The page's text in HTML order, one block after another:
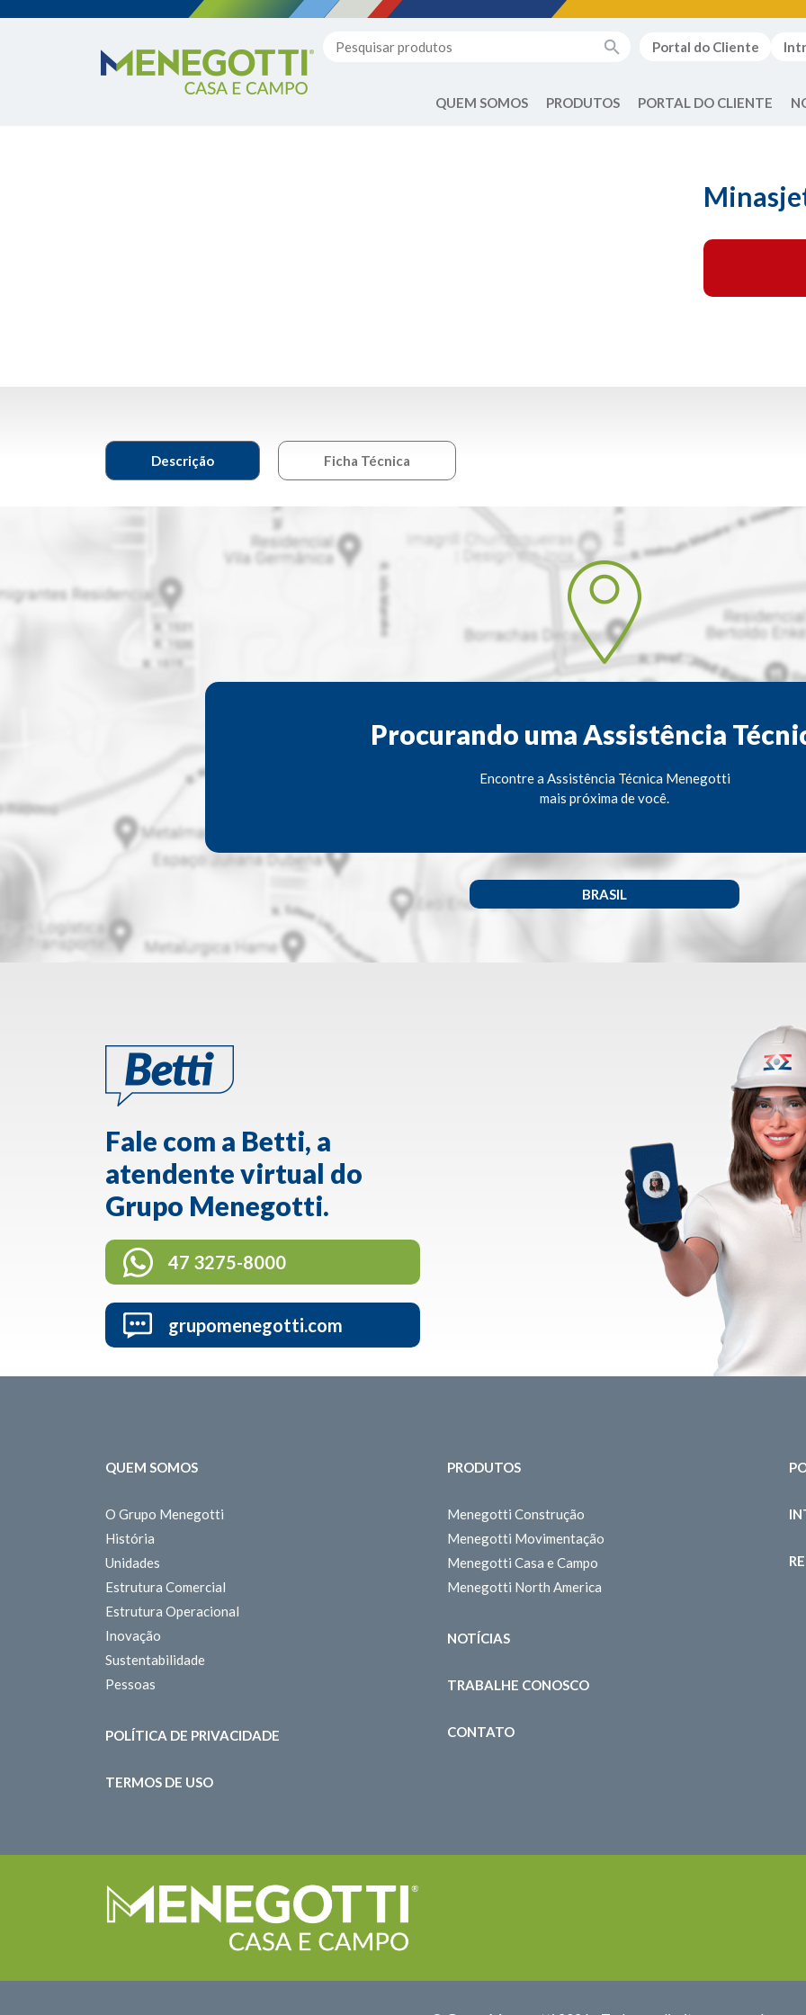
Portal do Cliente
QUEM SOMOS PRODUTOS PORTAL DO CLIENTE
Descrição Ficha Técnica
Procurando uma Assistência
Encontre a Assistência Técnica Menegotti
mais próxima de você.
BRASIL
Fale com a Betti, a
atendente virtual do
Grupo Menegotti.
47 3275-8000
grupomenegotti.com
QUEM SOMOS
O Grupo Menegotti
História
Unidades
Estrutura Comercial
Estrutura Operacional
Inovação
Sustentabilidade
Pessoas
POLÍTICA DE PRIVACIDADE
TERMOS DE USO
PRODUTOS
Menegotti Construção
Menegotti Movimentação
Menegotti Casa e Campo
Menegotti North America
NOTÍCIAS
TRABALHE CONOSCO
CONTATO